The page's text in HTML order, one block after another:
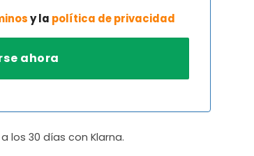
y la política de privacidad
a los 30 días con Klarna.